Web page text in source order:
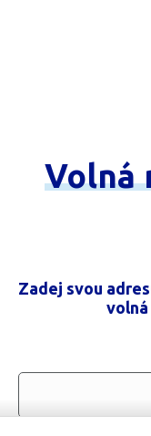
Volná
Zadej svou